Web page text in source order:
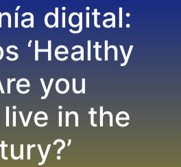
digital:
‘Healthy
you
in the